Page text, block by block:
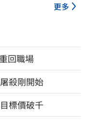
更多
回職場
殺剛開始
標價破千